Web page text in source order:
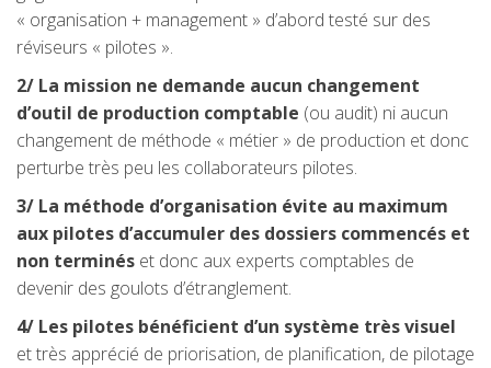
« organisation + management » d’abord testé sur des
réviseurs « pilotes ».
2/ La mission ne demande aucun changement
d’outil de production comptable (ou audit) ni aucun
changement de méthode « métier » de production et donc
perturbe très peu les collaborateurs pilotes.
3/ La méthode d’organisation évite au maximum
aux pilotes d’accumuler des dossiers commencés et
non terminés et donc aux experts comptables de
devenir des goulots d’étranglement.
4/ Les pilotes bénéficient d’un système très visuel
et très apprécié de priorisation, de planification, de pilotage